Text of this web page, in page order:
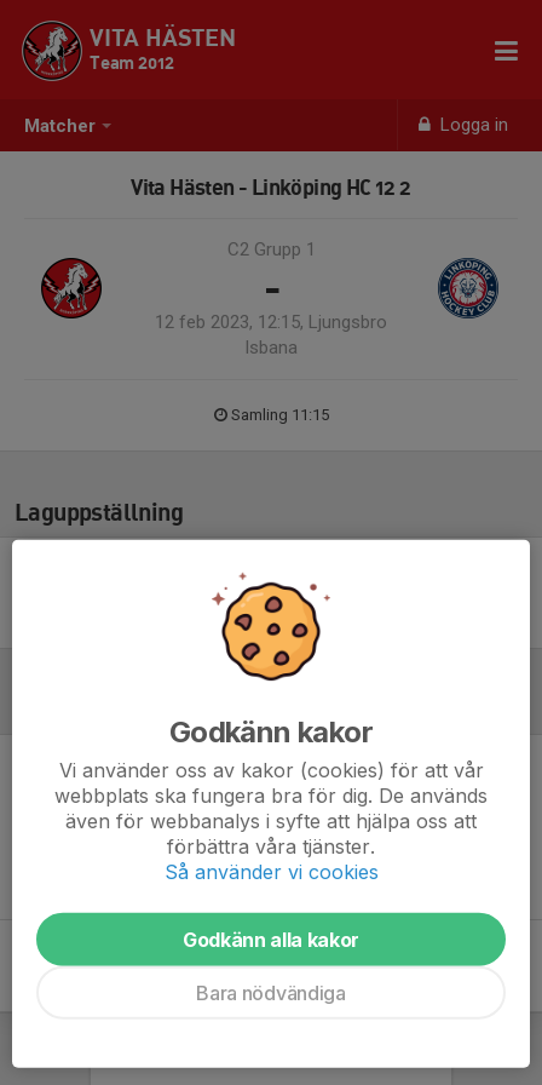
Matcher Logga in
VITA HÄSTEN
Team 2012
Vita Hästen - Linköping HC 12 2
C2 Grupp 1
-
12 feb 2023, 12:15, Ljungsbro
Isbana
Samling 11:15
Laguppställning
Ingen uppställning ifylld
Inget referat skrivet
Godkänn kakor
Vi använder oss av kakor (cookies) för att vår
webbplats ska fungera bra för dig. De används
även för webbanalys i syfte att hjälpa oss att
förbättra våra tjänster.
Så använder vi cookies
Godkänn alla kakor
Bara nödvändiga